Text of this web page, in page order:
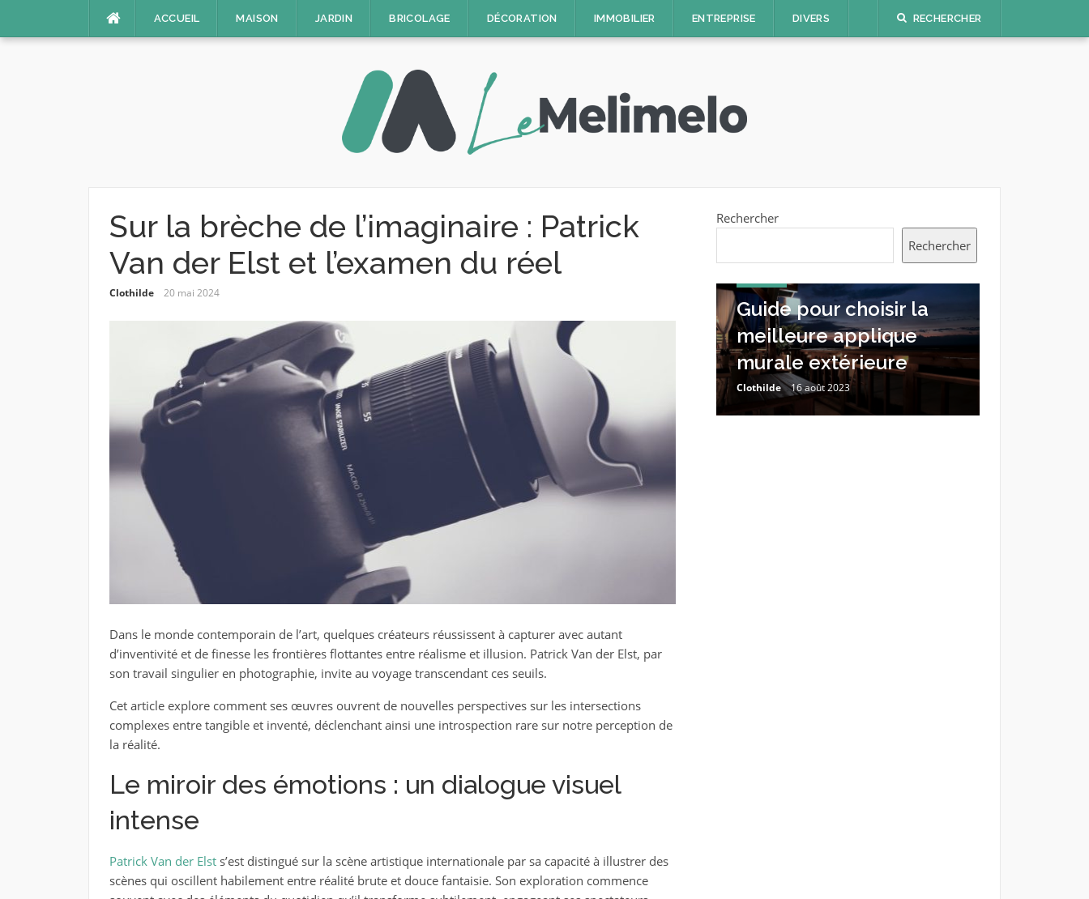
ACCUEIL MAISON JARDIN BRICOLAGE DÉCORATION IMMOBILIER ENTREPRISE DIVERS RECHERCHER
Sur la brèche de l’imaginaire : Patrick
Van der Elst et l’examen du réel
Clothilde 20 mai 2024
Dans le monde contemporain de l’art, quelques créateurs réussissent à capturer avec autant
d’inventivité et de finesse les frontières flottantes entre réalisme et illusion. Patrick Van der Elst, par
son travail singulier en photographie, invite au voyage transcendant ces seuils.
Cet article explore comment ses œuvres ouvrent de nouvelles perspectives sur les intersections
complexes entre tangible et inventé, déclenchant ainsi une introspection rare sur notre perception de
la réalité.
Le miroir des émotions : un dialogue visuel
intense
Patrick Van der Elsts’est distingué sur la scène artistique internationale par sa capacité à illustrer des
scènes qui oscillent habilement entre réalité brute et douce fantaisie. Son exploration commence
Rechercher
Rechercher
IMMOBILIER
Déposer une annonce
immobilière pour vente
: ce qu’il faut savoir
25 février 2023
Guide pour choisir la
meilleure applique
murale extérieure
Clothilde 16 août 2023